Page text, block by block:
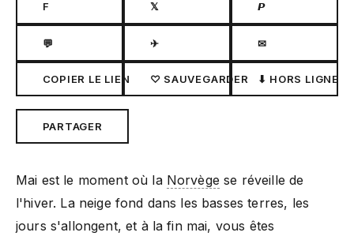
F 𝕏 𝙋
💬 ✈ ✉
COPIER LE LIEN ♡ SAUVEGARDER ⬇ HORS LIGNE
PARTAGER
Mai est le moment où la Norvège se réveille de
l'hiver. La neige fond dans les basses terres, les
jours s'allongent, et à la fin mai, vous êtes